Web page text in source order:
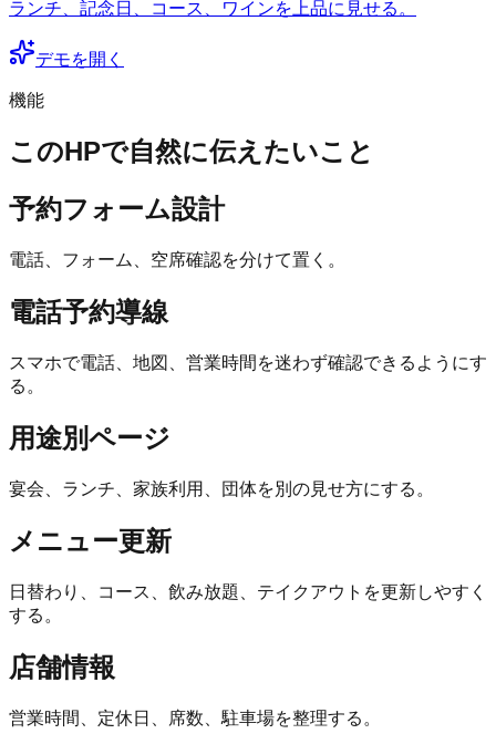
ランチ、記念日、コース、ワインを上品に見せる。
デモを開く
機能
このHPで自然に伝えたいこと
予約フォーム設計
電話、フォーム、空席確認を分けて置く。
電話予約導線
スマホで電話、地図、営業時間を迷わず確認できるようにす
る。
用途別ページ
宴会、ランチ、家族利用、団体を別の見せ方にする。
メニュー更新
日替わり、コース、飲み放題、テイクアウトを更新しやすく
する。
店舗情報
営業時間、定休日、席数、駐車場を整理する。